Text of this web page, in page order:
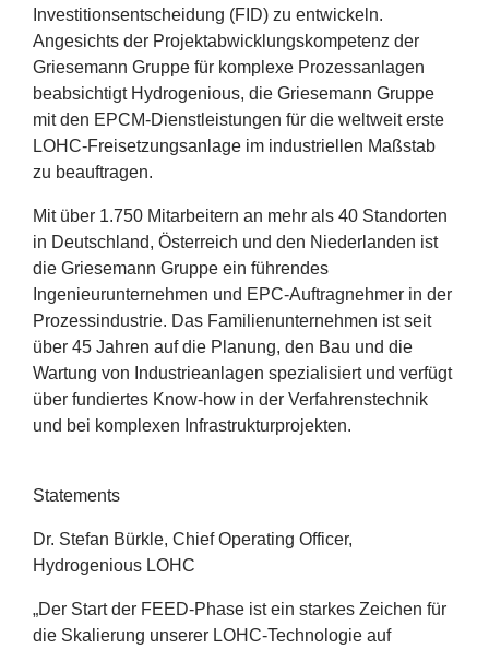
Investitionsentscheidung (FID) zu entwickeln.
Angesichts der Projektabwicklungskompetenz der
Griesemann Gruppe für komplexe Prozessanlagen
beabsichtigt Hydrogenious, die Griesemann Gruppe
mit den EPCM-Dienstleistungen für die weltweit erste
LOHC-Freisetzungsanlage im industriellen Maßstab
zu beauftragen.
Mit über 1.750 Mitarbeitern an mehr als 40 Standorten
in Deutschland, Österreich und den Niederlanden ist
die Griesemann Gruppe ein führendes
Ingenieurunternehmen und EPC-Auftragnehmer in der
Prozessindustrie. Das Familienunternehmen ist seit
über 45 Jahren auf die Planung, den Bau und die
Wartung von Industrieanlagen spezialisiert und verfügt
über fundiertes Know-how in der Verfahrenstechnik
und bei komplexen Infrastrukturprojekten.
Statements
Dr. Stefan Bürkle, Chief Operating Officer,
Hydrogenious LOHC
„Der Start der FEED-Phase ist ein starkes Zeichen für
die Skalierung unserer LOHC-Technologie auf